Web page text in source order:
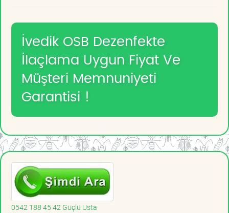
İvedik OSB Dezenfekte
İlaçlama Uygun Fiyat Ve
Müşteri Memnuniyeti
Garantisi !
0542 188 45 42 Güçlü Usta